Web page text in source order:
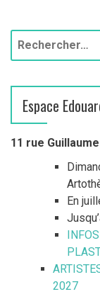
h
r
c
Espace
11 rue
En
2027